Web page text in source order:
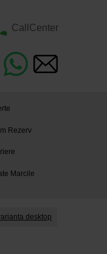
CallCenter
Rezerv
Marcile
desktop